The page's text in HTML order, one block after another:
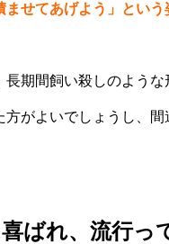
ませてあげよう」とい
期間飼い殺しのよう
方がよいでしょうし、
ばれ、流行っ